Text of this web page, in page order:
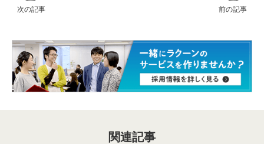
関連記事